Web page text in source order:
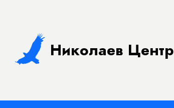
Николаев Центр